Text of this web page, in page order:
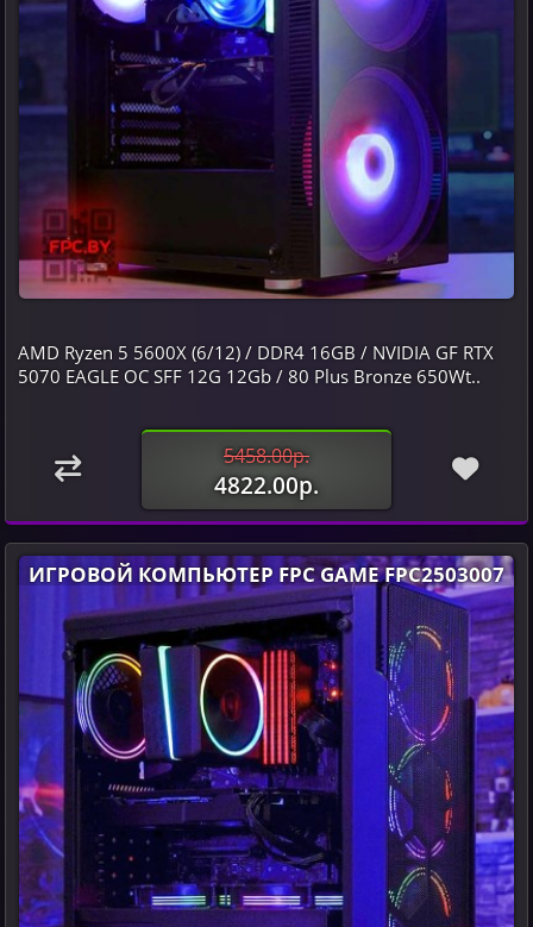
AMD Ryzen 5 5600X (6/12) / DDR4 16GB / NVIDIA GF RTX
5070 EAGLE OC SFF 12G 12Gb / 80 Plus Bronze 650Wt..
5458.00р.
4822.00р.
ИГРОВОЙ КОМПЬЮТЕР FPC GAME FPC2503007